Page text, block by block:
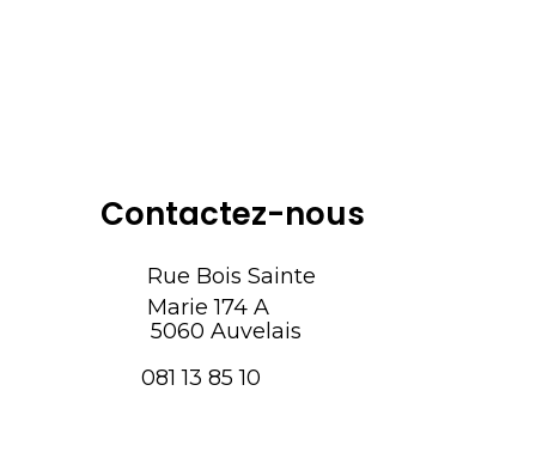
Contactez-nous
Rue Bois Sainte
Marie 174 A
5060 Auvelais
081 13 85 10